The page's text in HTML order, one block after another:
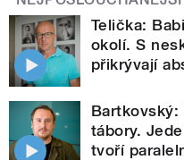
Telička:
okolí. S
přikrývají
tábory.
tvoří